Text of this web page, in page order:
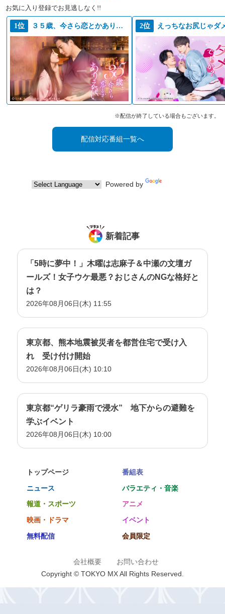
2022年3月6日放送
2022年2月27日放送
2022年2月20日放送
2022年2月13日放送
2022年2月6日放送
2022年1月23日放送
2022年1月16日放送
2021年12月12日放送
2021年11月14日放送
2021年11月7日放送
2021年10月31日放送
2021年10月24日放送
2021年10月10日放送
2021年9月26日放送
2021年9月19日放送
2021年9月12日放送
2021年8月29日放送
2021年8月8日放送
2021年7月18日放送
2021年7月11日放送
2021年7月4日放送
2021年6月27日放送
2021年6月20日放送
2021年6月6日放送
お気に入り登録でお見逃しなく!!
1位 ３５歳、今さら恋とかありえない 2位
※配信が終了している場合もございます。
配信対応番組一覧へ
Powered by
新着記事
「5時に夢中！」木曜は志麻子＆中瀬の文壇ガ
ールズ！女子ウケ最悪？おじさんのNGな格好と
は？
2026年08月06日(木) 11:55
東京都、熊本地震被災者を都営住宅で受け入
れ 受け付け開始
2026年08月06日(木) 10:10
東京都“ゲリラ豪雨で浸水” 地下からの避難を
学ぶイベント
2026年08月06日(木) 10:00
トップページ
番組表
ニュース
バラエティ・音楽
報道・スポーツ
アニメ
映画・ドラマ
イベント
無料配信
会員限定
会社概要
お問い合わせ
Copyright © TOKYO MX All Rights Reserved.